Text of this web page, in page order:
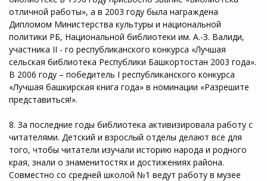
отличной работы», а в 2003 году была награждена
Дипломом Министерства культуры и национальной
политики РБ, Национальной библиотеки им. А.-З. Валиди,
участника II - го республиканского конкурса «Лучшая
сельская библиотека Республики Башкортостан 2003 года».
В 2006 году – победитель I республиканского конкурса
«Лучшая башкирская книга года» в номинации «Разрешите
представиться!».
8. За последние годы библиотека активизировала работу с
читателями. Детский и взрослый отделы делают все для
того, чтобы читатели изучали историю народа и родного
края, знали о знаменитостях и достижениях района.
Совместно со средней школой №1 ведут работу в музее